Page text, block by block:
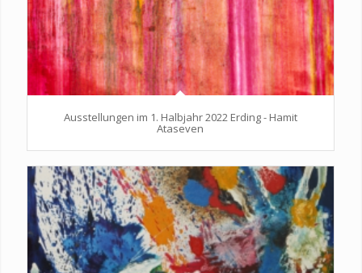
Ausstellungen im 1. Halbjahr 2022 Erding - Hamit
Ataseven